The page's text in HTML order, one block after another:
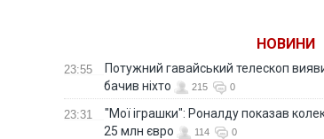
НОВИНИ
23:55
Потужний гавайський телескоп
бачив ніхто
215 0
23:31
"Мої іграшки": Роналду показав
25 млн євро
114 0